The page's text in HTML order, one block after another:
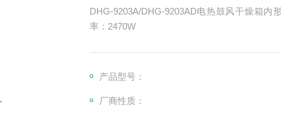
DHG-9203A/DHG-9203AD电热鼓风干燥箱内形尺寸
率：2470W
产品型号：
厂商性质：